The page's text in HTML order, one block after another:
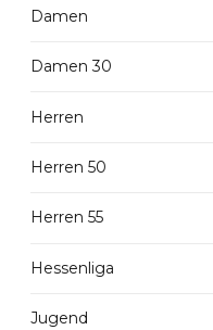
Damen
Damen 30
Herren
Herren 50
Herren 55
Hessenliga
Jugend